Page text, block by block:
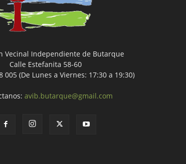
Vecinal Independiente de Butarque
Calle Estefanita 58-60
005 (De Lunes a Viernes: 17:30 a 19:30)
avib.butarque@gmail.com